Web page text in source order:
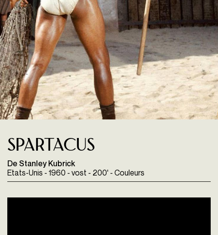
Spartacus
De Stanley Kubrick
Etats-Unis - 1960 - vost - 200' - Couleurs